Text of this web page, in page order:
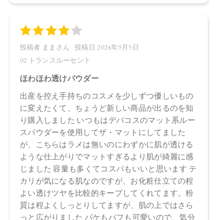
※発売日は予告なく変更する可能性がございます。予めご了
※通常はご注文より１～３営業日での発送となります。
商品によっては、お届けまで１～２週間かかる場合がござい
ますので予めご了承ください。
●パッケージはリニューアル等の理由により、写真と異なる場
合がございます。
●パッケージのリニューアル等の理由により、成分・処方が記
載と異なる場合がございます。
●予告なくパッケージ仕様が変更になる場合がございます。